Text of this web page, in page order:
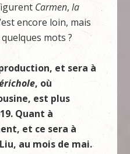
Carmen,la
encore loin, mais
mots ?
et sera à
, où
est plus
Quant à
et ce sera à
au mois de mai.